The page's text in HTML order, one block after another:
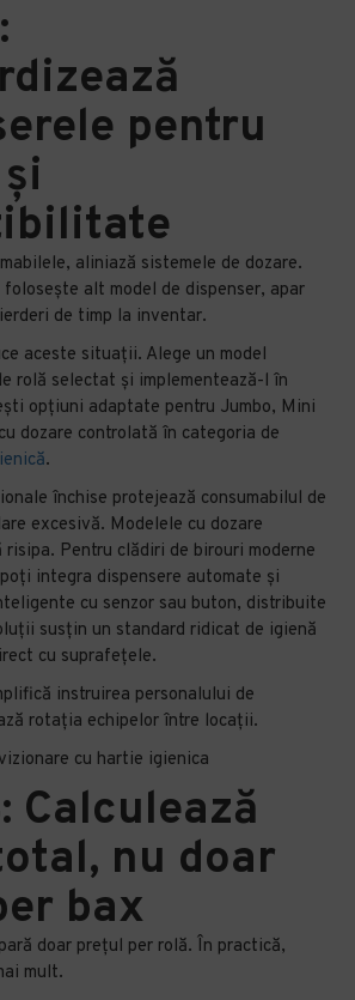
pentru
aliniază sistemele de dozare.
alt model de dispenser, apar
de timp la inventar.
aceste situații. Alege un model
rolă selectat și implementează-l în
opțiuni adaptate pentru Jumbo, Mini
dozare controlată în categoria de
.
închise protejează consumabilul de
excesivă. Modelele cu dozare
Pentru clădiri de birouri moderne
integra dispensere automate și
cu senzor sau buton, distribuite
susțin un standard ridicat de igienă
cu suprafețele.
instruirea personalului de
rotația echipelor între locații.
Calculează
nu doar
bax
doar prețul per rolă. În practică,
mult.